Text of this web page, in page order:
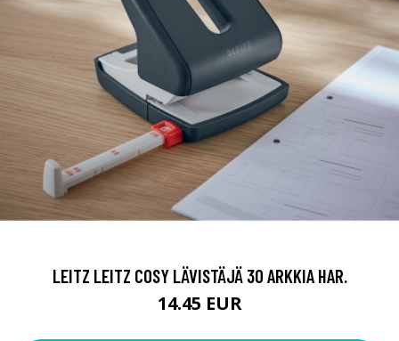
LEITZ LEITZ COSY LÄVISTÄJÄ 30 ARKKIA HAR.
14.45 EUR